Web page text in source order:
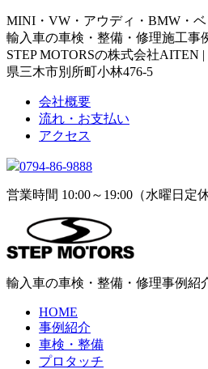
MINI・VW・アウディ・BMW・ベ
輸入車の車検・整備・修理施工事
STEP MOTORSの株式会社AITEN
県三木市別所町小林476-5
会社概要
流れ・お支払い
アクセス
0794-86-9888
営業時間 10:00～19:00（水曜日定休
輸入車の車検・整備・修理事例紹
HOME
事例紹介
車検・整備
プロタッチ